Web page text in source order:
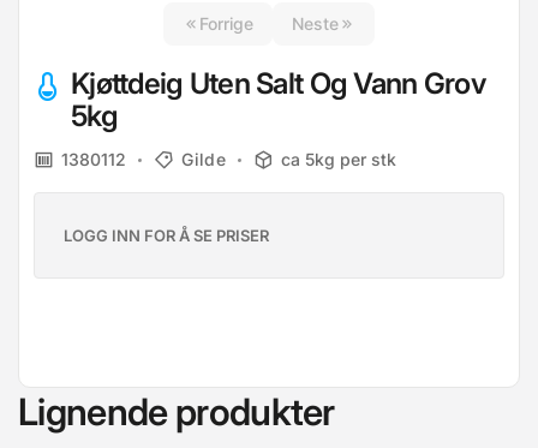
Forrige Neste
Kjøttdeig Uten Salt Og Vann Grov
5kg
1380112 Gilde ca 5kg per stk
LOGG INN FOR Å SE PRISER
Lignende produkter